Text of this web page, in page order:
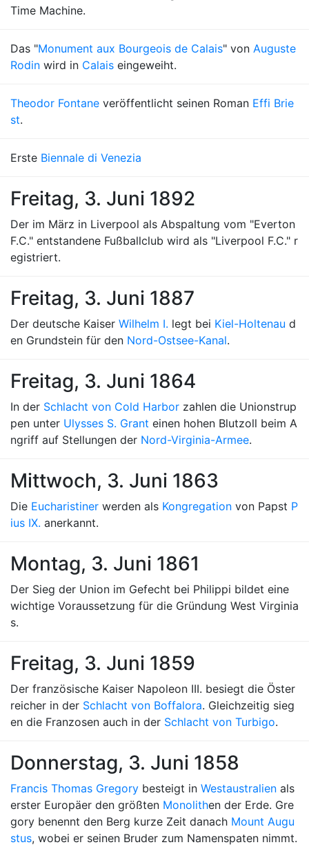
Time Machine.
Das "Monument aux Bourgeois de Calais" von Auguste
Rodin wird in Calais eingeweiht.
Theodor Fontane veröffentlicht seinen Roman Effi Brie
st.
Erste Biennale di Venezia
Freitag, 3. Juni 1892
Der im März in Liverpool als Abspaltung vom "Everton
F.C." entstandene Fußballclub wird als "Liverpool F.C." r
egistriert.
Freitag, 3. Juni 1887
Der deutsche Kaiser Wilhelm I. legt bei Kiel-Holtenau d
en Grundstein für den Nord-Ostsee-Kanal.
Freitag, 3. Juni 1864
In der Schlacht von Cold Harbor zahlen die Unionstrup
pen unter Ulysses S. Grant einen hohen Blutzoll beim A
ngriff auf Stellungen der Nord-Virginia-Armee.
Mittwoch, 3. Juni 1863
Die Eucharistiner werden als Kongregation von Papst P
ius IX. anerkannt.
Montag, 3. Juni 1861
Der Sieg der Union im Gefecht bei Philippi bildet eine
wichtige Voraussetzung für die Gründung West Virginia
s.
Freitag, 3. Juni 1859
Der französische Kaiser Napoleon III. besiegt die Öster
reicher in der Schlacht von Boffalora. Gleichzeitig sieg
en die Franzosen auch in der Schlacht von Turbigo.
Donnerstag, 3. Juni 1858
Francis Thomas Gregory besteigt in Westaustralien als
erster Europäer den größten Monolithen der Erde. Gre
gory benennt den Berg kurze Zeit danach Mount Augu
stus, wobei er seinen Bruder zum Namenspaten nimmt.